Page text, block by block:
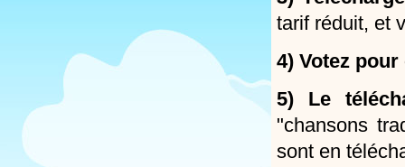
tarif réduit, et
4) Votez
5) Le
"chansons
sont en